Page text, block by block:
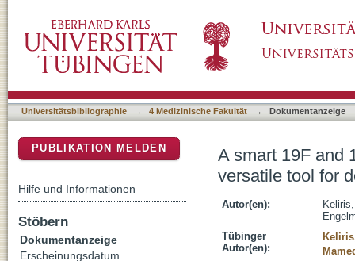
enzymes
Universitätsbibliographie → 4 Medizinische Fakultät → Dokumentanzeige
A smart 19F and
versatile tool for
Autor(en):
Tübinger
Autor(en):
PUBLIKATION MELDEN
Hilfe und Informationen
Stöbern
Dokumentanzeige
Erscheinungsdatum